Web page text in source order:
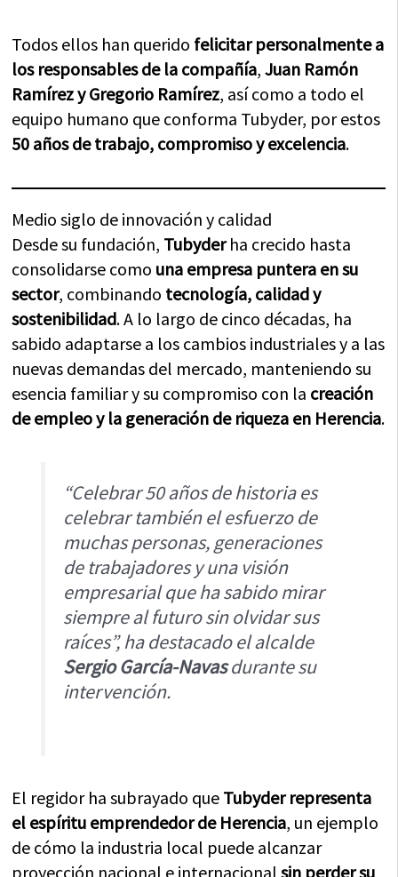
Todos ellos han querido felicitar personalmente a
los responsables de la compañía,Juan Ramón
Ramírez y Gregorio Ramírez, así como a todo el
equipo humano que conforma Tubyder, por estos
50 años de trabajo, compromiso y excelencia.
Medio siglo de innovación y calidad
Desde su fundación, Tubyderha crecido hasta
consolidarse como una empresa puntera en su
sector, combinando tecnología, calidad y
sostenibilidad. A lo largo de cinco décadas, ha
sabido adaptarse a los cambios industriales y a las
nuevas demandas del mercado, manteniendo su
esencia familiar y su compromiso con la creación
de empleo y la generación de riqueza en Herencia.
“Celebrar 50 años de historia es
celebrar también el esfuerzo de
muchas personas, generaciones
de trabajadores y una visión
empresarial que ha sabido mirar
siempre al futuro sin olvidar sus
raíces”, ha destacado el alcalde
Sergio García-Navasdurante su
intervención.
El regidor ha subrayado que Tubyder representa
el espíritu emprendedor de Herencia, un ejemplo
de cómo la industria local puede alcanzar
proyección nacional e internacionalsin perder su